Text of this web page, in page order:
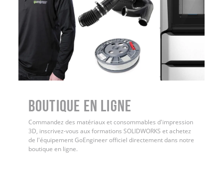
Boutique en ligne
Commandez des matériaux et consommables d'impression
3D, inscrivez-vous aux formations SOLIDWORKS et achetez
de l'équipement GoEngineer officiel directement dans notre
boutique en ligne.